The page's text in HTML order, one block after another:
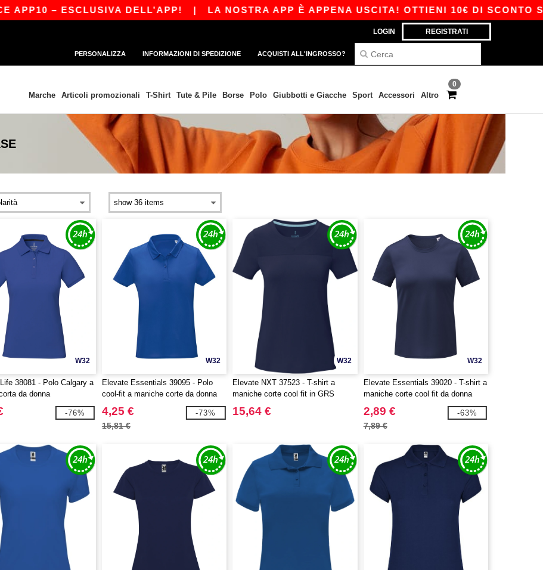
– ESCLUSIVA DELL’APP!| LA NOSTRA APP È APPENA USCITA! OTTIENI 10€ DI SCONTO SU
LOGIN REGISTRATI
PERSONALIZZA INFORMAZIONI DI SPEDIZIONE ACQUISTI ALL'INGROSSO?
0
Marche Articoli promozionali T-Shirt Tute & Pile Borse Polo Giubbotti e Giacche Sport Accessori Altro
W32
38081 - Polo Calgary a
da donna
-76%
W32
Elevate Essentials 39095 - Polo
cool-fit a maniche corte da donna
Deimos
4,25 €
15,81 €
-73%
W32
Elevate NXT 37523 - T-shirt a
maniche corte cool fit in GRS
riciclato da donna Borax
15,64 €
W32
Elevate Essentials 39020 - T-shirt a
maniche corte cool fit da donna
Kratos
2,89 €
7,89 €
-63%